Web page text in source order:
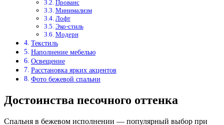
Прованс
Минимализм
Лофт
Эко-стиль
Модерн
Текстиль
Наполнение мебелью
Освещение
Расстановка ярких акцентов
Фото бежевой спальни
Достоинства песочного оттенка
Спальня в бежевом исполнении — популярный выбор при